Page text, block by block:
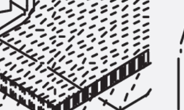
SWELLFLEX®
Quellbänder Zubehör
Injektionsschläuche
Zurück Injektionsschläuche
PLURAFLEX®
Injektionsschläuche Zubehör
Injektionsschläuche Sets